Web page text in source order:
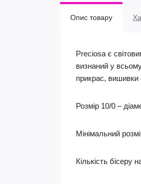
Опис товару
Preciosa є
визнаний у всьому
прикрас, вишивки
Розмір 10/0 –
Мінімальний
Кількість бісеру